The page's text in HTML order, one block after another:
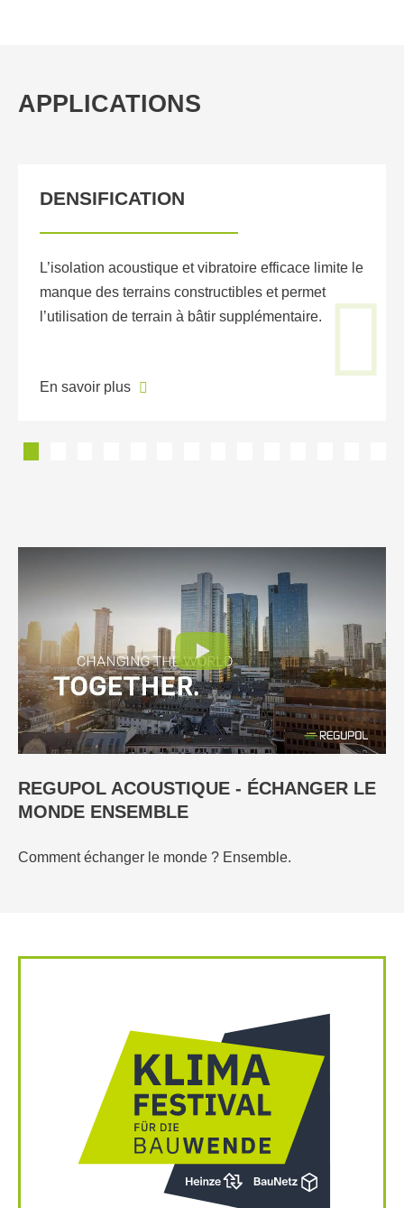
APPLICATIONS
DENSIFICATION
L’isolation acoustique et vibratoire efficace limite le
manque des terrains constructibles et permet
l’utilisation de terrain à bâtir supplémentaire.
En savoir plus
REGUPOL ACOUSTIQUE - ÉCHANGER LE
MONDE ENSEMBLE
Comment échanger le monde ? Ensemble.